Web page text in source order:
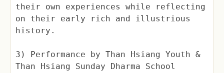
their own experiences while reflecting
on their early rich and illustrious
history.
3) Performance by Than Hsiang Youth &
Than Hsiang Sunday Dharma School